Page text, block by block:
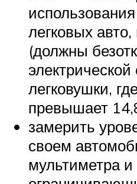
легковых
(должны
легковушки,
превышает
замерить
своем
мультиметра и